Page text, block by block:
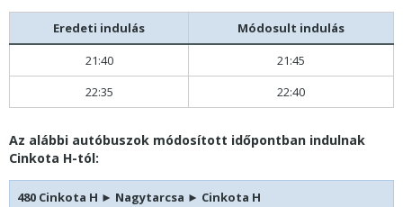
Eredeti indulás
Módosult indulás
21:40
21:45
22:35
22:40
Az alábbi autóbuszok módosított időpontban indulnak
Cinkota H-tól:
480 Cinkota H ► Nagytarcsa ► Cinkota H